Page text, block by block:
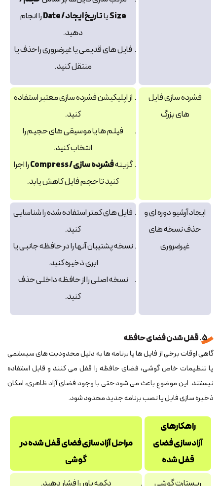
Sizeیاتاریخ ایجاد / Date
را انجام
دهید.
فایل‌ های قدیمی یا غیرضروری را حذف یا
منتقل کنید.
فشرده‌ سازی فایل‌
های بزرگ
از اپلیکیشن فشرده‌ سازی معتبر استفاده
کنید.
فیلم‌ ها یا موسیقی‌ های حجیم را
انتخاب کنید.
گزینهفشرده‌ سازی / Compress
را اجرا
کنید تا حجم فایل کاهش یابد.
ایجاد آرشیو دوره‌ ای و
حذف نسخه‌ های
غیرضروری
فایل‌ های کمتر استفاده‌ شده را شناسایی
کنید.
نسخه پشتیبان آنها را در حافظه جانبی یا
ابری ذخیره کنید.
نسخه اصلی را از حافظه داخلی حذف
کنید.
5. قفل شدن فضای حافظه
گاهی اوقات برخی از فایل ها یا برنامه ها به دلیل محدودیت های سیستمی
یا تنظیمات خاص گوشی، فضای حافظه را قفل می کنند و قابل استفاده
نیستند. این موضوع باعث می شود حتی با وجود فضای آزاد ظاهری، امکان
ذخیره سازی فایل یا نصب برنامه جدید محدود شود.
راهکارهای
آزادسازی فضای
قفل شده
مراحل آزادسازی فضای قفل شده در
گوشی
ریستارت گوشی
دکمه پاور را فشار دهید.